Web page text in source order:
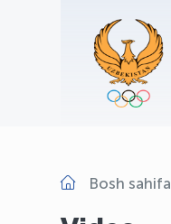
Bosh sahifa